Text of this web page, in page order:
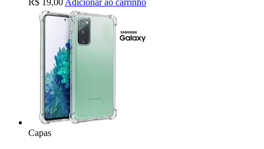
Capas